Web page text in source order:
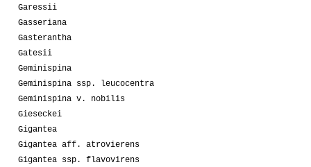
Garessii
Gasseriana
Gasterantha
Gatesii
Geminispina
Geminispina ssp. leucocentra
Geminispina v. nobilis
Gieseckei
Gigantea
Gigantea aff. atrovierens
Gigantea ssp. flavovirens